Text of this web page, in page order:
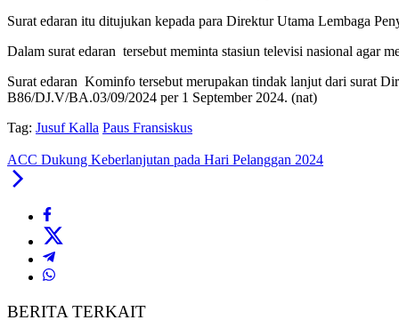
Surat edaran itu ditujukan kepada para Direktur Utama Lembaga
Dalam surat edaran tersebut meminta stasiun televisi nasional agar
Surat edaran Kominfo tersebut merupakan tindak lanjut dari surat
B86/DJ.V/BA.03/09/2024 per 1 September 2024. (nat)
Tag: Jusuf Kalla Paus Fransiskus
ACC Dukung Keberlanjutan pada Hari Pelanggan 2024
BERITA TERKAIT